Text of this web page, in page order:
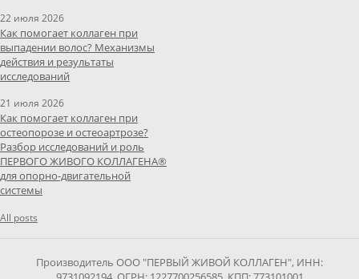
22 июля 2026
Как помогает коллаген при
выпадении волос? Механизмы
действия и результаты
исследований
21 июля 2026
Как помогает коллаген при
остеопорозе и остеоартрозе?
Разбор исследований и роль
ПЕРВОГО ЖИВОГО КОЛЛАГЕНА®
для опорно-двигательной
системы
All posts
Производитель ООО "ПЕРВЫЙ ЖИВОЙ КОЛЛАГЕН", ИНН: